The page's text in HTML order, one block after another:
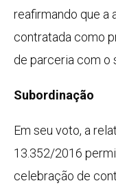
reafirmando que a
contratada como
de parceria com o
Subordinação
Em seu voto, a
13.352/2016
celebração de